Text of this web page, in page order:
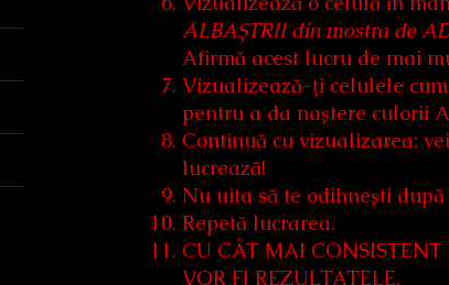
ALBAȘTRII din mostra de
Afirmă acest lucru de mai
Vizualizează-ți celulele cum
pentru a da naștere culorii
Continuă cu vizualizarea;
lucrează!
Nu uita să te odihnești
Repetă lucrarea.
CU CÂT MAI
VOR FI REZULTATELE.